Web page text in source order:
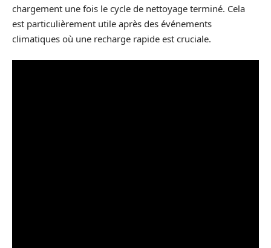
chargement une fois le cycle de nettoyage terminé. Cela
est particulièrement utile après des événements
climatiques où une recharge rapide est cruciale.